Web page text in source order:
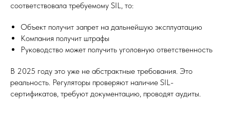
соответствовала требуемому SIL, то:
Объект получит запрет на дальнейшую эксплуатацию
Компания получит штрафы
Руководство может получить уголовную ответственность
В 2025 году это уже не абстрактные требования. Это
реальность. Регуляторы проверяют наличие SIL-
сертификатов, требуют документацию, проводят аудиты.